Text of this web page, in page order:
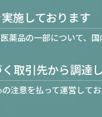
施しております
薬品の一部について、
取引先から調達
注意を払って運営してお